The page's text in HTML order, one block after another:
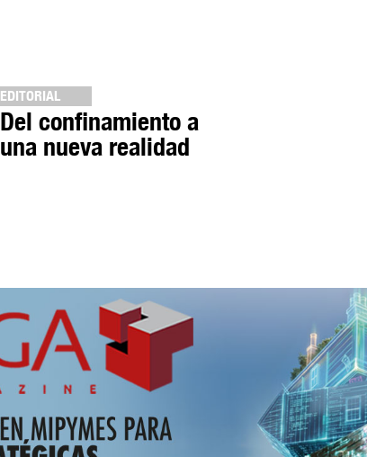
EDITORIAL
Del confinamiento a
una nueva realidad